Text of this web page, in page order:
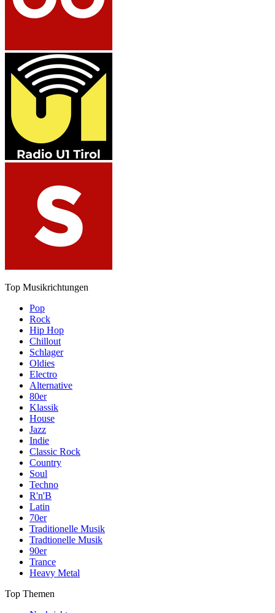
Top Musikrichtungen
Pop
Rock
Hip Hop
Chillout
Schlager
Oldies
Electro
Alternative
80er
Klassik
House
Jazz
Indie
Classic Rock
Country
Soul
Techno
R'n'B
Latin
70er
Traditionelle Musik
Tradtionelle Musik
90er
Trance
Heavy Metal
Top Themen